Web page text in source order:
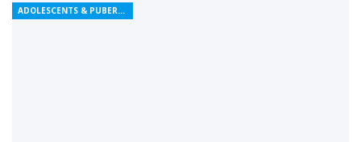
ADOLESCENTS & PUBERTÉ